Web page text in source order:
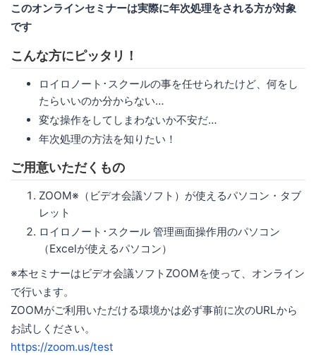
このオンラインセミナーは実際に年次処理をされる方が対象
です
こんな方にピッタリ！
ロイロノート･スクールの事を任せられたけど、何をし
たらいいのか分からない…
変な操作をしてしまわないか不安だ…
年次処理の方法を知りたい！
ご用意いただくもの
ZOOM※（ビデオ会議ソフト）が使えるパソコン・タブ
レット
ロイロノート･スクール 管理画面操作用のパソコン
（Excelが使えるパソコン）
※本セミナーはビデオ会議ソフトZOOMを使って、オンライン
で行います。
ZOOMがご利用いただける環境かは必ず事前に次のURLから
お試しください。
https://zoom.us/test